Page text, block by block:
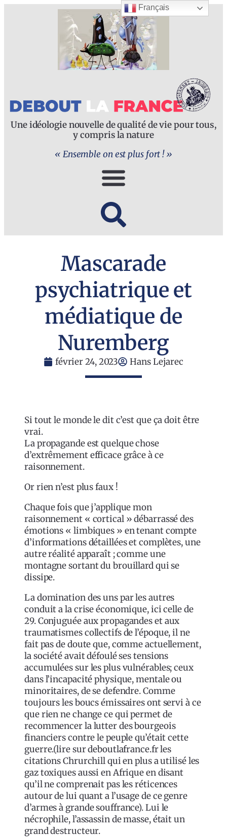
Une idéologie nouvelle de qualité de vie pour tous,
y compris la nature
« Ensemble on est plus fort ! »
Mascarade
psychiatrique et
médiatique de
Nuremberg
février 24, 2023 Hans Lejarec
Si tout le monde le dit c’est que ça doit être
vrai.
La propagande est quelque chose
d’extrêmement efficace grâce à ce
raisonnement.
Or rien n’est plus faux !
Chaque fois que j’applique mon
raisonnement « cortical » débarrassé des
émotions « limbiques » en tenant compte
d’informations détaillées et complètes, une
autre réalité apparaît ; comme une
montagne sortant du brouillard qui se
dissipe.
La domination des uns par les autres
conduit a la crise économique, ici celle de
29. Conjuguée aux propagandes et aux
traumatismes collectifs de l’époque, il ne
fait pas de doute que, comme actuellement,
la société avait défoulé ses tensions
accumulées sur les plus vulnérables; ceux
dans l’incapacité physique, mentale ou
minoritaires, de se defendre. Comme
toujours les boucs émissaires ont servi à ce
que rien ne change ce qui permet de
recommencer la lutter des bourgeois
financiers contre le peuple qu’était cette
guerre.(lire sur deboutlafrance.fr les
citations Chrurchill qui en plus a utilisé les
gaz toxiques aussi en Afrique en disant
qu’il ne comprenait pas les réticences
autour de lui quant a l’usage de ce genre
d’armes à grande souffrance). Lui le
nécrophile, l’assassin de masse, était un
grand destructeur.
Français